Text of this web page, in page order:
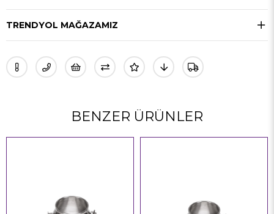
TRENDYOL MAĞAZAMIZ
BENZER ÜRÜNLER